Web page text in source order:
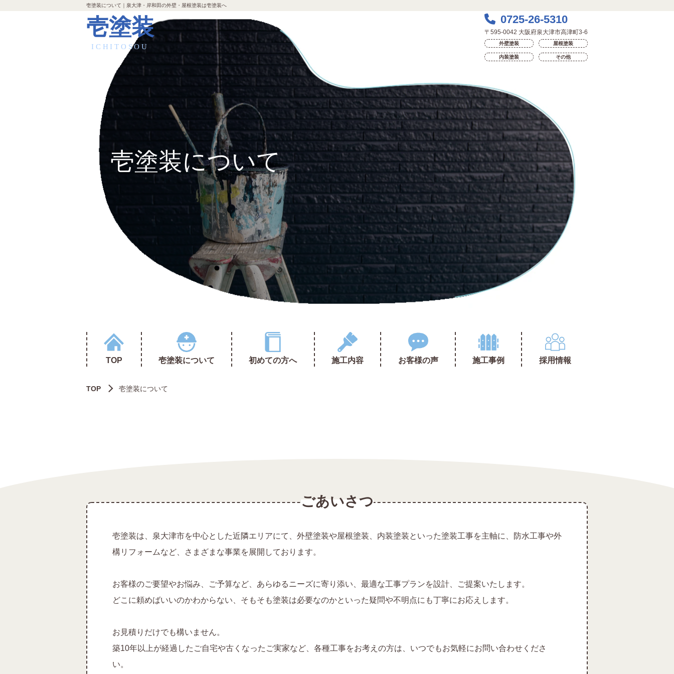
壱塗装について｜泉大津・岸和田の外壁・屋根塗装は壱塗装へ
壱塗装
ICHITOSOU
0725-26-5310
〒595-0042 大阪府泉大津市高津町3-6
外壁塗装 屋根塗装
内装塗装 その他
壱塗装について
TOP 壱塗装について 初めての方へ 施工内容 お客様の声 施工事例 採用情報
TOP 壱塗装について
ごあいさつ
壱塗装は、泉大津市を中心とした近隣エリアにて、外壁塗装や屋根塗装、内装塗装といった塗装工事を主軸に、防水工事や外
構リフォームなど、さまざまな事業を展開しております。
お客様のご要望やお悩み、ご予算など、あらゆるニーズに寄り添い、最適な工事プランを設計、ご提案いたします。
どこに頼めばいいのかわからない、そもそも塗装は必要なのかといった疑問や不明点にも丁寧にお応えします。
お見積りだけでも構いません。
築10年以上が経過したご自宅や古くなったご実家など、各種工事をお考えの方は、いつでもお気軽にお問い合わせくださ
い。